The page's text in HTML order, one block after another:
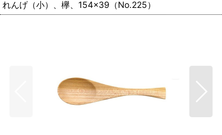
れんげ（小）、欅、154×39（No.225）